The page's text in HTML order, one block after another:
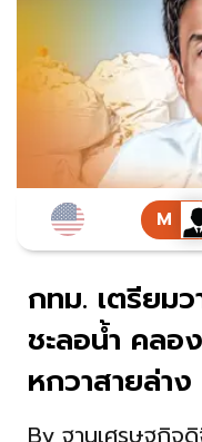
กทม. เตรียม
ชะลอน้ำ คลอ
หกวาสายล่าง